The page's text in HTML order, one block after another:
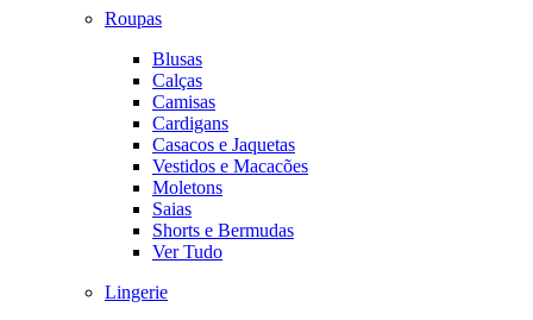
Roupas
Blusas
Calças
Camisas
Cardigans
Casacos e Jaquetas
Vestidos e Macacões
Moletons
Saias
Shorts e Bermudas
Ver Tudo
Lingerie